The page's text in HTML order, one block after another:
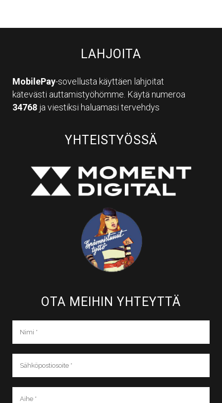
LAHJOITA
MobilePay-sovellusta käyttäen lahjoitat
kätevästi auttamistyöhömme. Käytä numeroa
34768 ja viestiksi haluamasi tervehdys
YHTEISTYÖSSÄ
OTA MEIHIN YHTEYTTÄ​